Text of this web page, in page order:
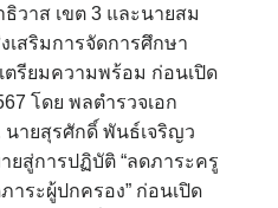
วาส เขต 3 และนายสม
เสริมการจัดการศึกษา
ตรียมความพร้อม ก่อนเปิด
โดย พลตำรวจเอก
ายสุรศักดิ์ พันธ์เจริญว
ยสู่การปฏิบัติ “ลดภาระครู
าระผู้ปกครอง” ก่อนเปิด